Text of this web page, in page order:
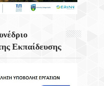
Παράσταση
Εκπαίδευσης